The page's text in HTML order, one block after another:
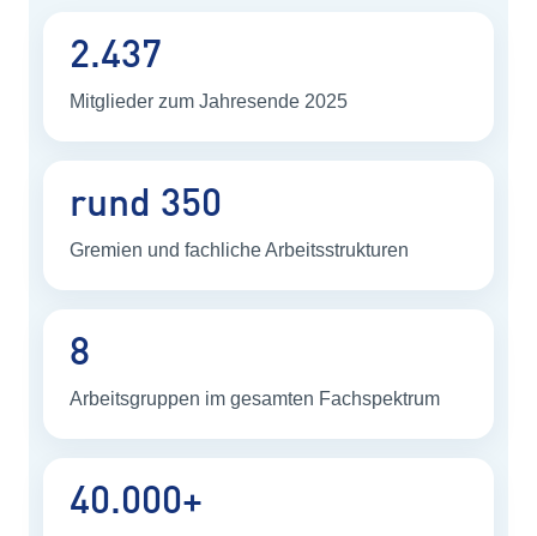
2.437
Mitglieder zum Jahresende 2025
rund 350
Gremien und fachliche Arbeitsstrukturen
8
Arbeitsgruppen im gesamten Fachspektrum
40.000+